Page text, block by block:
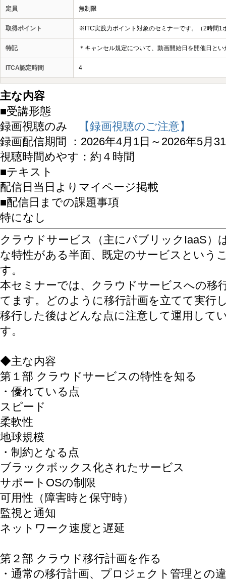
定員 無制限
取得ポイント ※ITC実践力ポイント対象のセミナーです。（2時間1
特記 ＊キャンセル規定について、動画開始日を開催日とい
ITCA認定時間 4
主な内容
■受講形態
録画視聴のみ
【録画視聴のご注意】
録画配信期間 ：2026年4月1日～2026年5月
視聴時間めやす：約４時間
■テキスト
配信日当日よりマイページ掲載
■配信日までの課題事項
特になし
クラウドサービス（主にパブリックIaaS）
な特性がある半面、既定のサービスという
す。
本セミナーでは、クラウドサービスへの移
てます。どのように移行計画を立てて実行
移行した後はどんな点に注意して運用して
す。
◆主な内容
第１部 クラウドサービスの特性を知る
・優れている点
スピード
柔軟性
地球規模
・制約となる点
ブラックボックス化されたサービス
サポートOSの制限
可用性（障害時と保守時）
監視と通知
ネットワーク速度と遅延
第２部 クラウド移行計画を作る
・通常の移行計画、プロジェクト管理との